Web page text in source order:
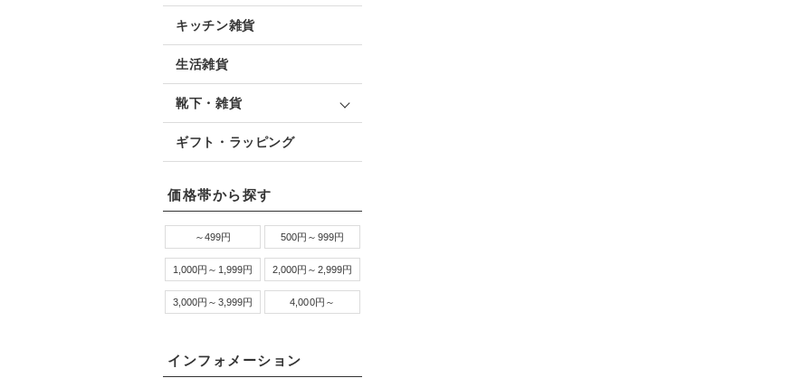
キッチン雑貨
生活雑貨
靴下・雑貨
ギフト・ラッピング
価格帯から探す
～499円 500円～999円
1,000円～1,999円 2,000円～2,999円
3,000円～3,999円 4,000円～
インフォメーション